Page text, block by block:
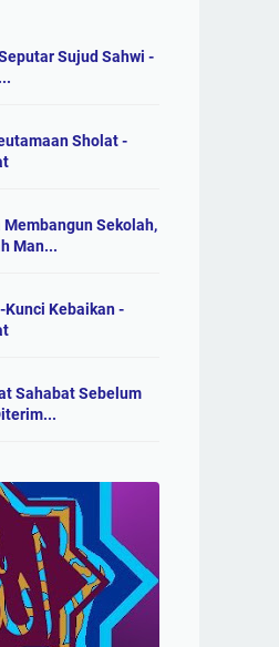
Sujud Sahwi -
Sholat -
Sekolah,
Man...
Kebaikan -
Sahabat Sebelum